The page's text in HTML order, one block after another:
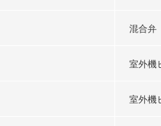
混合弁
室外機
室外機